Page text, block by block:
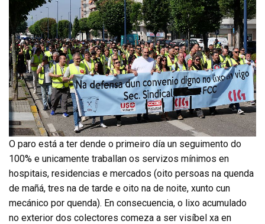
O paro está a ter dende o primeiro día un seguimento do
100% e unicamente traballan os servizos mínimos en
hospitais, residencias e mercados (oito persoas na quenda
de mañá, tres na de tarde e oito na de noite, xunto cun
mecánico por quenda). En consecuencia, o lixo acumulado
no exterior dos colectores comeza a ser visíbel xa en